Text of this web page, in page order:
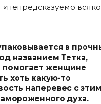
в
названием Тетка,
помогает женщине
хоть какую-то
наперевес с этим
духа.